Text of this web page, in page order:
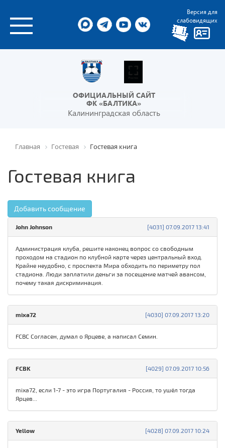
Версия для
слабовидящих
ОФИЦИАЛЬНЫЙ САЙТ
ФК «БАЛТИКА»
Калининградская область
Главная Гостевая Гостевая книга
Гостевая книга
Добавить сообщение
[4031] 07.09.2017 13:41
John Johnson
Администрация клуба, решите наконец вопрос со свободным
проходом на стадион по клубной карте через центральный вход.
Крайне неудобно, с проспекта Мира обходить по периметру пол
стадиона. Люди заплатили деньги за посещение матчей авансом,
почему такая дискриминация.
[4030] 07.09.2017 13:20
mixa72
FCBC Согласен, думал о Ярцеве, а написал Семин.
[4029] 07.09.2017 10:56
FCBK
mixa72, если 1-7 - это игра Португалия - Россия, то ушёл тогда
Ярцев...
[4028] 07.09.2017 10:24
Yellow